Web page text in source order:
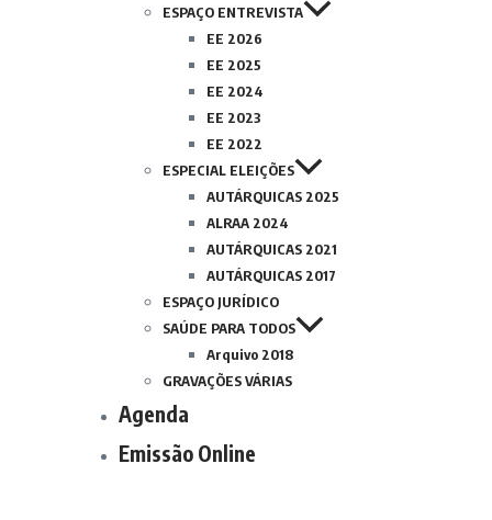
ESPAÇO ENTREVISTA
EE 2026
EE 2025
EE 2024
EE 2023
EE 2022
ESPECIAL ELEIÇÕES
AUTÁRQUICAS 2025
ALRAA 2024
AUTÁRQUICAS 2021
AUTÁRQUICAS 2017
ESPAÇO JURÍDICO
SAÚDE PARA TODOS
Arquivo 2018
GRAVAÇÕES VÁRIAS
Agenda
Emissão Online